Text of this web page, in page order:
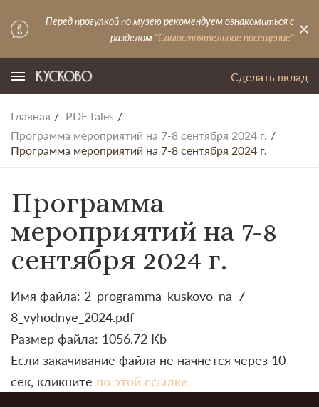
Перед прогулкой по музею рекомендуем ознакомиться с
разделом "Самостоятельное посещение"
Сделать вклад
Главная
PDF fales
Программа мероприятий на 7-8 сентября 2024 г.
Программа мероприятий на 7-8 сентября 2024 г.
Программа
мероприятий на 7-8
сентября 2024 г.
Имя файла: 2_programma_kuskovo_na_7-
8_vyhodnye_2024.pdf
Размер файла: 1056.72 Kb
Если закачивание файла не начнется через 10
сек, кликните по этой ссылке